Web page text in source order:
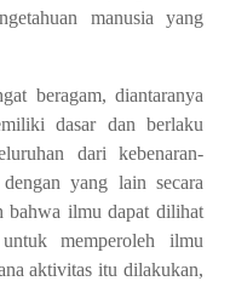
manusia yang
beragam, diantaranya
dasar dan berlaku
dari kebenaran-
yang lain secara
bahwa ilmu dapat dilihat
memperoleh ilmu
aktivitas itu dilakukan,